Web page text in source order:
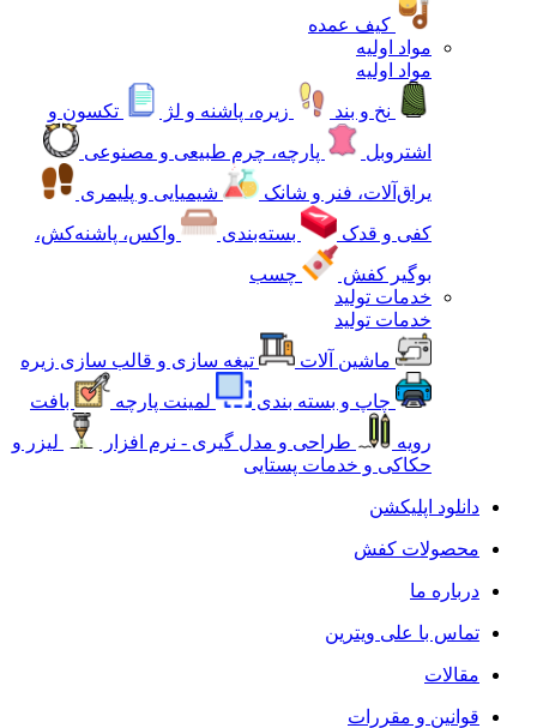
کیف عمده
مواد اولیه
مواد اولیه
نخ و بند
زیره، پاشنه و لژ
تکسون و
اشتروبل
پارچه، چرم طبیعی و مصنوعی
یراق‌آلات، فنر و شانک
شیمیایی و پلیمری
کفی و قدک
بسته‌بندی
واکس، پاشنه‌کش،
بوگیر کفش
چسب
خدمات تولید
خدمات تولید
ماشین آلات
تیغه سازی و قالب سازی زیره
چاپ و بسته بندی
لمینت پارچه
بافت
رویه
طراحی و مدل گیری - نرم افزار
لیزر و
حکاکی و خدمات پستایی
دانلود اپلیکشن
محصولات کفش
درباره ما
تماس با علی ویترین
مقالات
قوانین و مقررات